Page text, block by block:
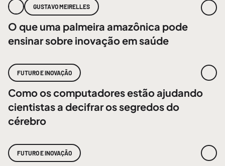
GUSTAVO MEIRELLES
O que uma palmeira amazônica pode
ensinar sobre inovação em saúde
FUTURO E INOVAÇÃO
Como os computadores estão ajudando
cientistas a decifrar os segredos do
cérebro
FUTURO E INOVAÇÃO